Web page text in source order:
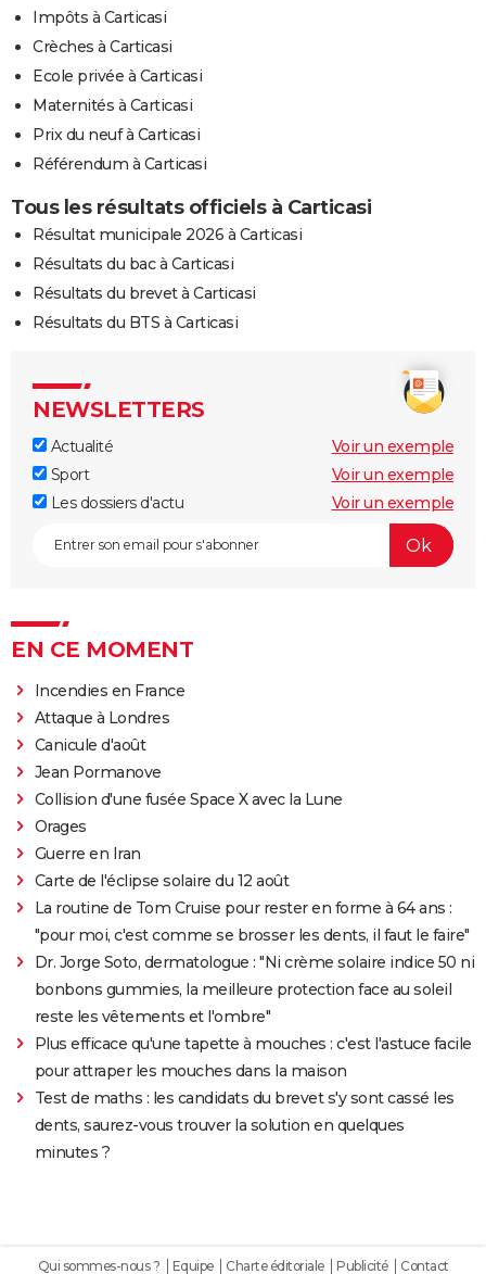
Impôts à Carticasi
Crèches à Carticasi
Ecole privée à Carticasi
Maternités à Carticasi
Prix du neuf à Carticasi
Référendum à Carticasi
Tous les résultats officiels à Carticasi
Résultat municipale 2026 à Carticasi
Résultats du bac à Carticasi
Résultats du brevet à Carticasi
Résultats du BTS à Carticasi
NEWSLETTERS
Actualité
Voir un exemple
Sport
Voir un exemple
Les dossiers d'actu
Voir un exemple
EN CE MOMENT
Incendies en France
Attaque à Londres
Canicule d'août
Jean Pormanove
Collision d'une fusée Space X avec la Lune
Orages
Guerre en Iran
Carte de l'éclipse solaire du 12 août
La routine de Tom Cruise pour rester en forme à 64 ans :
"pour moi, c'est comme se brosser les dents, il faut le faire"
Dr. Jorge Soto, dermatologue : "Ni crème solaire indice 50 ni
bonbons gummies, la meilleure protection face au soleil
reste les vêtements et l'ombre"
Plus efficace qu'une tapette à mouches : c'est l'astuce facile
pour attraper les mouches dans la maison
Test de maths : les candidats du brevet s'y sont cassé les
dents, saurez-vous trouver la solution en quelques
minutes ?
Qui sommes-nous ? Equipe Charte éditoriale Publicité Contact